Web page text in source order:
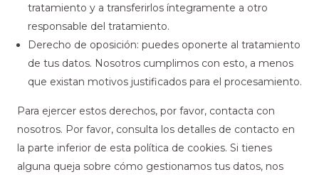
tratamiento y a transferirlos íntegramente a otro
responsable del tratamiento.
Derecho de oposición: puedes oponerte al tratamiento
de tus datos. Nosotros cumplimos con esto, a menos
que existan motivos justificados para el procesamiento.
Para ejercer estos derechos, por favor, contacta con
nosotros. Por favor, consulta los detalles de contacto en
la parte inferior de esta política de cookies. Si tienes
alguna queja sobre cómo gestionamos tus datos, nos